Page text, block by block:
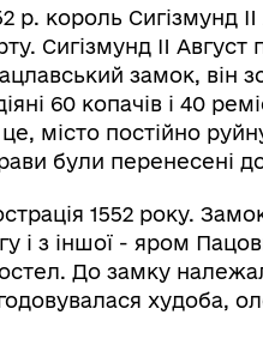
р. король Сигізмунд
Сигізмунд II
замок, він
60 копачів і 40
місто постійно
були перенесені
1552 року.
і з іншої - яром
До замку
худоба,